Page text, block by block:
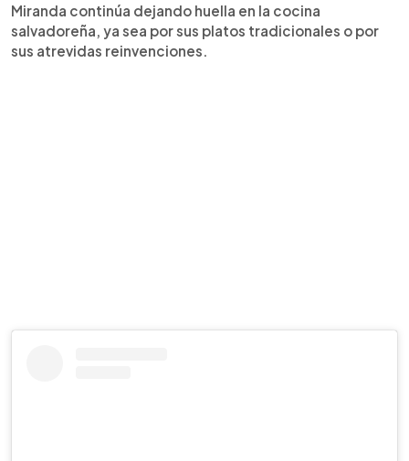
Miranda continúa dejando huella en la cocina
salvadoreña, ya sea por sus platos tradicionales o por
sus atrevidas reinvenciones.